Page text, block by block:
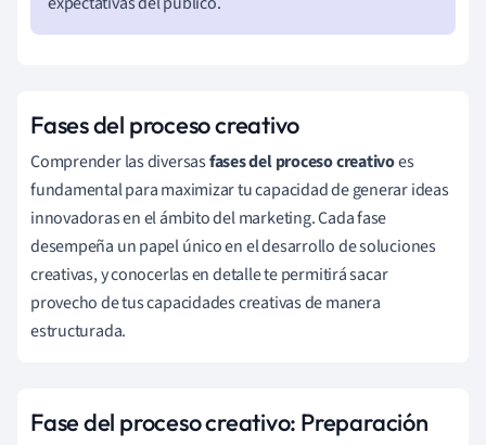
Fases del proceso creativo
Comprender las diversasfases del proceso creativoes
fundamental para maximizar tu capacidad de generar ideas
innovadoras en el ámbito del marketing. Cada fase
desempeña un papel único en el desarrollo de soluciones
creativas, y conocerlas en detalle te permitirá sacar
provecho de tus capacidades creativas de manera
estructurada.
Fase del proceso creativo: Preparación